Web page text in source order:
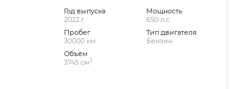
Год выпуска
2022 г.
Пробег
30000 км.
Объём
3745 см3
Мощность
650 л.с.
Тип двигателя
Бензин